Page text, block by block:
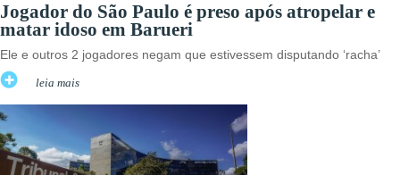
Jogador do São Paulo é preso após atropelar e
matar idoso em Barueri
Ele e outros 2 jogadores negam que estivessem disputando ‘racha’
leia mais